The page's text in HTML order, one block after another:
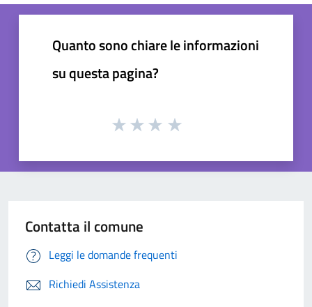
Quanto sono chiare le informazioni
su questa pagina?
Contatta il comune
Leggi le domande frequenti
Richiedi Assistenza